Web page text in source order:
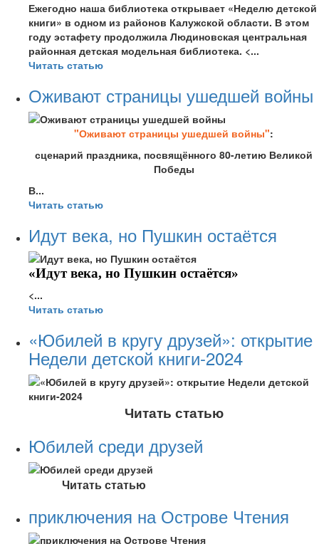
Ежегодно наша библиотека открывает «Неделю детской
книги» в одном из районов Калужской области. В этом
году эстафету продолжила Людиновская центральная
районная детская модельная библиотека. <...
Читать статью
Оживают страницы ушедшей войны
"Оживают страницы ушедшей войны":
сценарий праздника, посвящённого 80-летию Великой
Победы
В...
Читать статью
Идут века, но Пушкин остаётся
«Идут века, но Пушкин остаётся»
<...
Читать статью
«Юбилей в кругу друзей»: открытие
Недели детской книги-2024
Читать статью
Юбилей среди друзей
Читать статью
приключения на Острове Чтения